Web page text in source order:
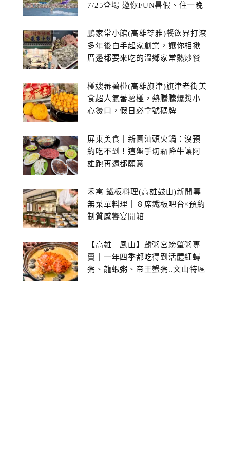
7/25登場 邀你FUN暑假、住一晚
鵬家常小館(高雄苓雅)餐飲界打滾
多年後白手起家創業，讓你相揪
厝邊都要來吃的溫鄉家常熱炒餐
椪嫂蕃薯椪(高雄旗津)旗津老街美
食超人氣蕃薯椪，熱騰騰爆漿小
心燙口，假日必拿號碼牌
屏東美食｜新園汕頭火鍋：沒預
約吃不到！這盤手切霜降牛讓阿
雄跑再遠都願意
禾寓 鐵板料理(高雄鼓山)新開幕
無菜單料理｜８席鐵板吧台×預約
制質感饗宴開箱
【高雄｜鳳山】麟粥宮螃蟹粥專
賣｜一年四季都吃得到活體紅蟳
粥、龍蝦粥、帝王蟹粥..文山特區